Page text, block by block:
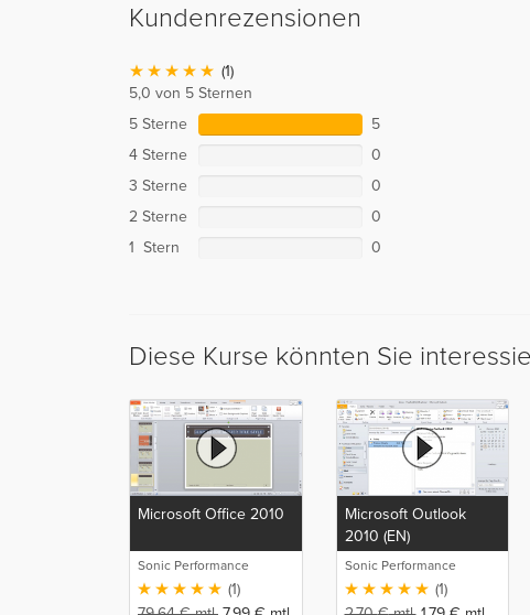
Kundenrezensionen
(1)
5,0 von 5 Sternen
5 Sterne
5
4 Sterne
0
3 Sterne
0
2 Sterne
0
1 Stern
0
Diese Kurse könnten Sie
Microsoft Office 2010
Sonic Performance
(1)
Microsoft Outlook
2010 (EN)
Sonic Performance
(1)